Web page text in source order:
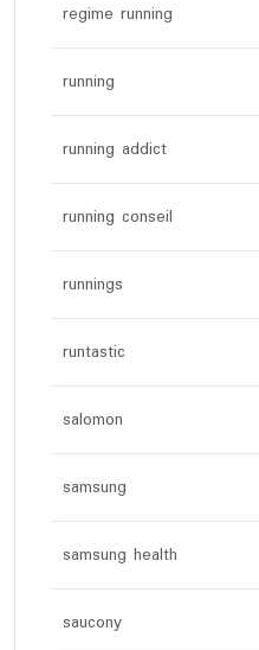
regime running
running
running addict
running conseil
runnings
runtastic
salomon
samsung
samsung health
saucony